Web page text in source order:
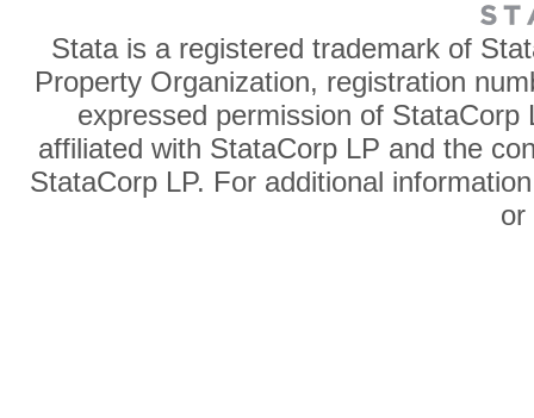
Stata is a registered trademark of
Property Organization, registration
expressed permission of
affiliated with StataCorp LP and the
StataCorp LP. For additional
or